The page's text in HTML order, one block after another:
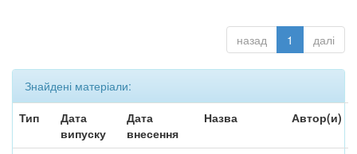
назад 1 далі
Знайдені матеріали:
Тип
Дата
випуску
Дата
внесення
Назва Автор(и)